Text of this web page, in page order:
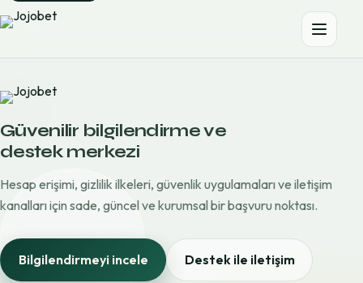
Güvenilir bilgilendirme ve
destek merkezi
Hesap erişimi, gizlilik ilkeleri, güvenlik uygulamaları ve iletişim
kanalları için sade, güncel ve kurumsal bir başvuru noktası.
Bilgilendirmeyi incele Destek ile iletişim